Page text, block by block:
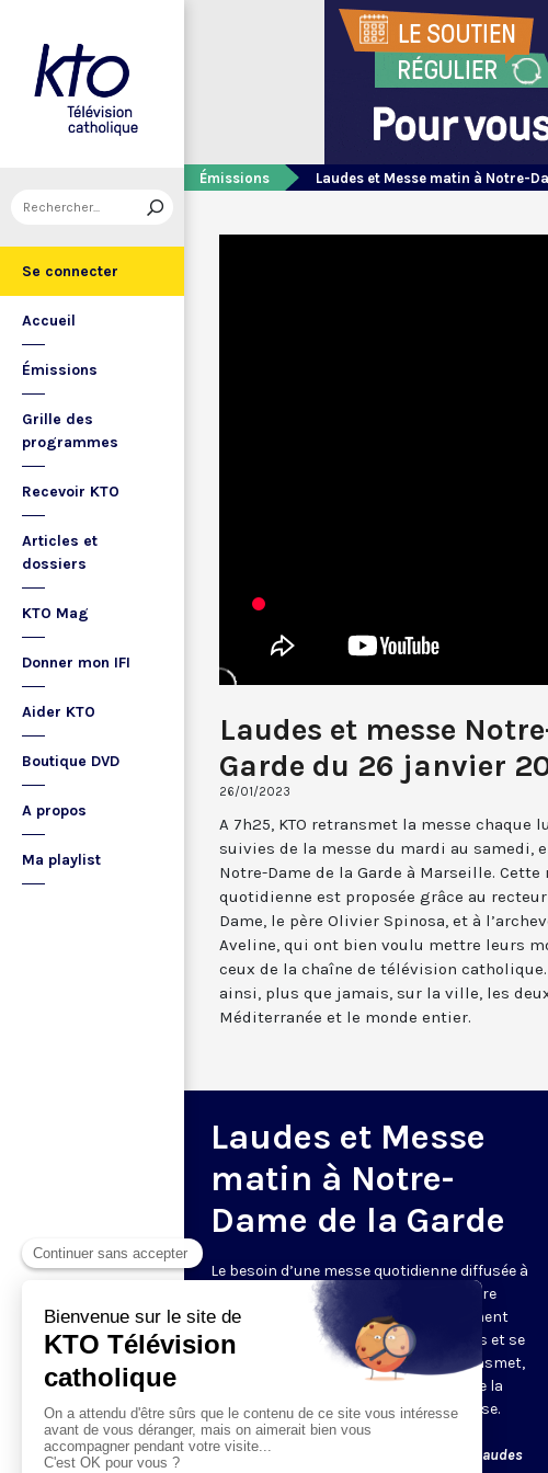
Se connecter
Accueil
Émissions
Grille des
programmes
Recevoir KTO
Articles et
dossiers
KTO Mag
Donner mon IFI
Aider KTO
Boutique DVD
A propos
Ma playlist
Émissions Laudes et Messe matin à Notre-
Laudes et messe
Garde du 26 janvier
26/01/2023
A 7h25, KTO retransmet la messe chaque
suivies de la messe du mardi au samedi,
Notre-Dame de la Garde à Marseille.
quotidienne est proposée grâce au
Dame, le père Olivier Spinosa, et à
Aveline, qui ont bien voulu mettre leurs
ceux de la chaîne de télévision
ainsi, plus que jamais, sur la ville, les
Méditerranée et le monde entier.
Laudes et Messe
matin à Notre-
Dame de la Garde
Le besoin d’une messe quotidienne diffusée à
la télévision a été exprimé d’une manière
encore plus forte pendant le confinement
dans de nombreux pays francophones et se
maintient depuis la reprise. KTO retransmet,
en direct de la basilique Notre-Dame de la
Garde, à Marseille, les laudes et la messe.
Le lundi à 7h25, la messe
Du mardi au samedi à 7h25, messe avec laudes